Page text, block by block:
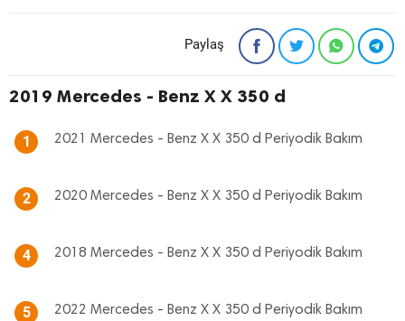
Paylaş
2019 Mercedes - Benz X X 350 d
1 2021 Mercedes - Benz X X 350 d Periyodik Bakım
2 2020 Mercedes - Benz X X 350 d Periyodik Bakım
4 2018 Mercedes - Benz X X 350 d Periyodik Bakım
5 2022 Mercedes - Benz X X 350 d Periyodik Bakım